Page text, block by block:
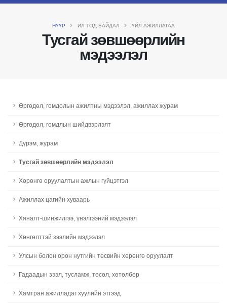
НҮҮР ИЛ ТОД БАЙДАЛ ҮЙЛ АЖИЛЛАГАА
Тусгай зөвшөөрлийн
мэдээлэл
Өргөдөл, гомдолын ажилтны мэдээлэл, ажиллах журам
Өргөдөл, гомдлын шийдвэрлэлт
Дүрэм, журам
Тусгай зөвшөөрлийн мэдээлэл
Хөрөнгө оруулалтын ажлын гүйцэтгэл
Ажиллах цагийн хуваарь
Хяналт-шинжилгээ, үнэлгээний мэдээлэл
Хөнгөлттэй зээлийн мэдээлэл
Улсын болон орон нутгийн төсвийн хөрөнгө оруулалт
Гадаадын зээл, тусламж, төсөл, хөтөлбөр
Хамтран ажилладаг хуулийн этгээд